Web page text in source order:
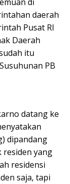
daerah
Pusat RI
Daerah
itu
PB
datang ke
dipandang
residen yang
residensi
saja, tapi